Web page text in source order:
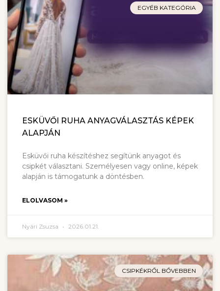
EGYÉB KATEGÓRIA
ESKÜVŐI RUHA ANYAGVÁLASZTÁS KÉPEK
ALAPJÁN
Esküvői ruha készítéshez segítünk anyagot és
csipkét választani. Személyesen vagy online, képek
alapján is támogatunk a döntésben.
ELOLVASOM »
Nyári Zsuzsa 2026.01.21.
CSIPKÉKRŐL BŐVEBBEN